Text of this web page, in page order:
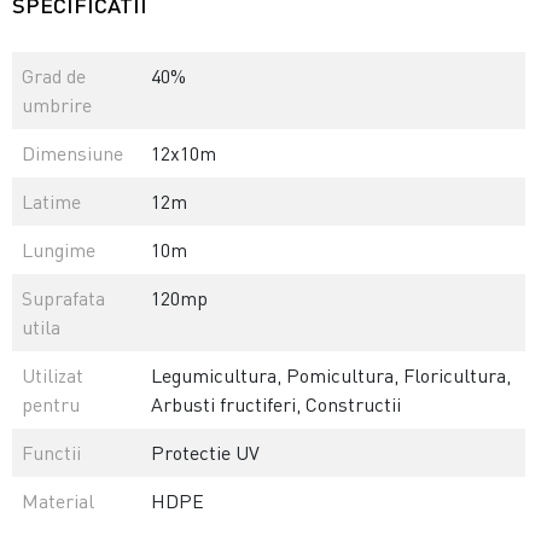
Grad de
umbrire
40%
Dimensiune
12x10m
Latime
12m
Lungime
10m
Suprafata
utila
120mp
Utilizat
pentru
Legumicultura, Pomicultura, Floricultura,
Arbusti fructiferi, Constructii
Functii
Protectie UV
Material
HDPE